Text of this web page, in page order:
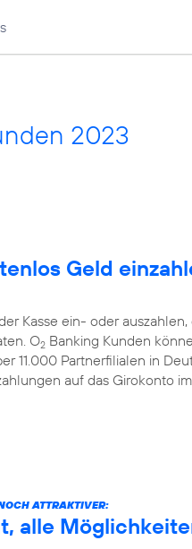
2023
Geld
Kasse ein- oder auszahlen,
O2 Banking Kunden
11.000 Partnerfilialen in
auf das Girokonto im
ATTRAKTIVER:
alle